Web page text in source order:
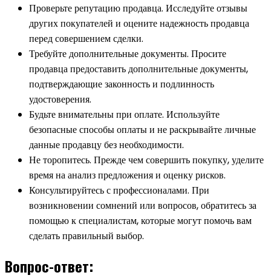
Проверьте репутацию продавца. Исследуйте отзывы
других покупателей и оцените надежность продавца
перед совершением сделки.
Требуйте дополнительные документы. Просите
продавца предоставить дополнительные документы,
подтверждающие законность и подлинность
удостоверения.
Будьте внимательны при оплате. Используйте
безопасные способы оплаты и не раскрывайте личные
данные продавцу без необходимости.
Не торопитесь. Прежде чем совершить покупку, уделите
время на анализ предложения и оценку рисков.
Консультируйтесь с профессионалами. При
возникновении сомнений или вопросов, обратитесь за
помощью к специалистам, которые могут помочь вам
сделать правильный выбор.
Вопрос-ответ: